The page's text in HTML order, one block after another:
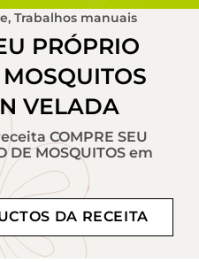
, Trabalhos manuais
PRÓPRIO
VELADA
COMPRE SEU
DE MOSQUITOS em
DA RECEITA